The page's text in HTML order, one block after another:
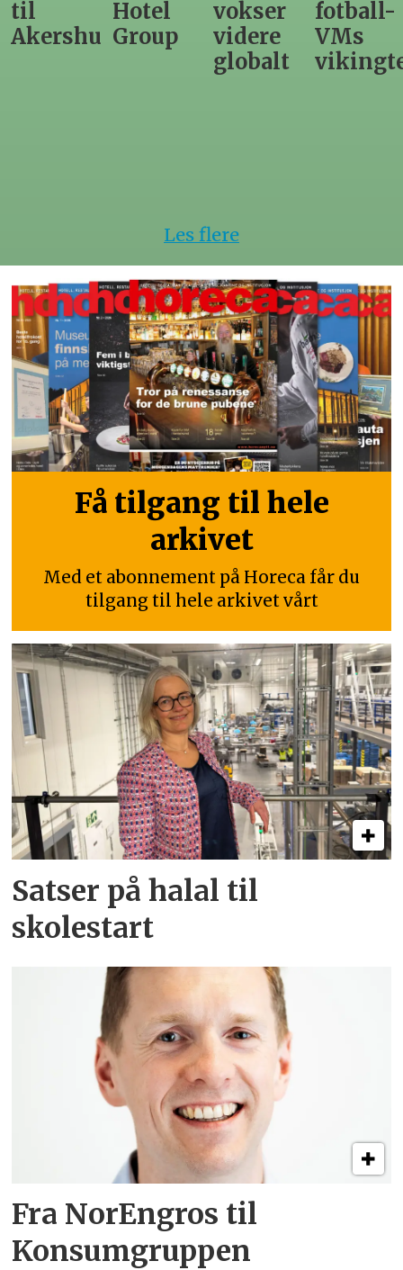
Hotel
Group
vokser
videre
fotball-
VMs
vikingtematikk
til
nytt
Les flere
Få tilgang til hele
arkivet
Med et abonnement på Horeca får du
tilgang til hele arkivet vårt
Satser på halal til
skolestart
Fra NorEngros til
Konsumgruppen